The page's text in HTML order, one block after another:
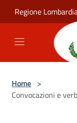
Regione
Home >
Convocazioni e